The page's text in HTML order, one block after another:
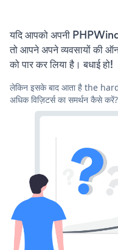
यदि आपको अपनी
तो आपने अपने व्यवसायों की
को पार कर लिया है। बधाई हो!
लेकिन इसके बाद आता है the
अधिक विज़िटर्स का समर्थन कैसे करें?